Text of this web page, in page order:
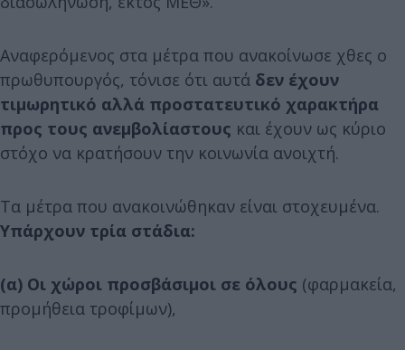
Αναφερόμενος στα μέτρα που ανακοίνωσε χθες ο
πρωθυπουργός, τόνισε ότι αυτά δεν έχουν
τιμωρητικό αλλά προστατευτικό χαρακτήρα
προς τους ανεμβολίαστους και έχουν ως κύριο
στόχο να κρατήσουν την κοινωνία ανοιχτή.
Τα μέτρα που ανακοινώθηκαν είναι στοχευμένα.
Υπάρχουν τρία στάδια:
(α) Οι χώροι προσβάσιμοι σε όλους (φαρμακεία,
προμήθεια τροφίμων),